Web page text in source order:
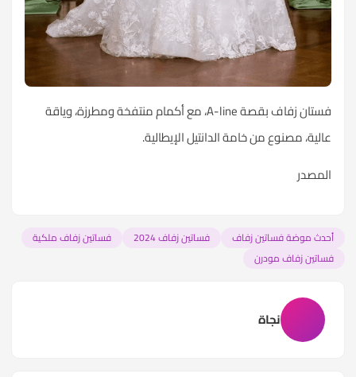
فستان زفاف بقصة A-line، مع أكمام منتفخة ومطرزة، وياقة
عالية، مصنوع من خامة الدانتيل الإيطالية.
المصدر
أحدث موضة فساتين زفاف فساتين زفاف 2024
فساتين زفاف ملكية
فساتين زفاف مودرن
نجاة